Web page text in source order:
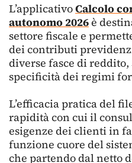
L’applicativoCalcolo
autonomo 2026è
settore fiscale e
dei contributi
diverse fasce di
specificità dei regimi
L’efficacia pratica del
rapidità con cui il
esigenze dei clienti in
funzione cuore del
che partendo dal netto